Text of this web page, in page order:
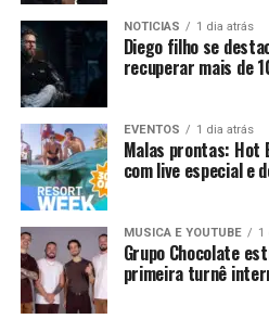
NOTICIAS 1 dia atrás
Diego filho se
recuperar mais de
EVENTOS 1 dia atrás
Malas prontas: Hot
com live especial e
MUSICA E YOUTUBE 1
Grupo Chocolate
primeira turnê